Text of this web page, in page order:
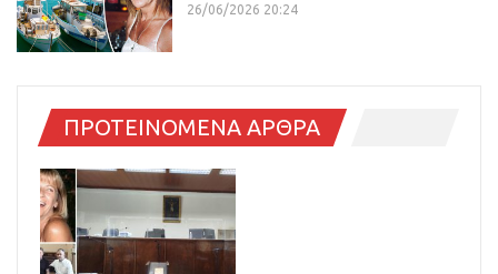
26/06/2026 20:24
ΠΡΟΤΕΙΝΟΜΕΝΑ ΑΡΘΡΑ